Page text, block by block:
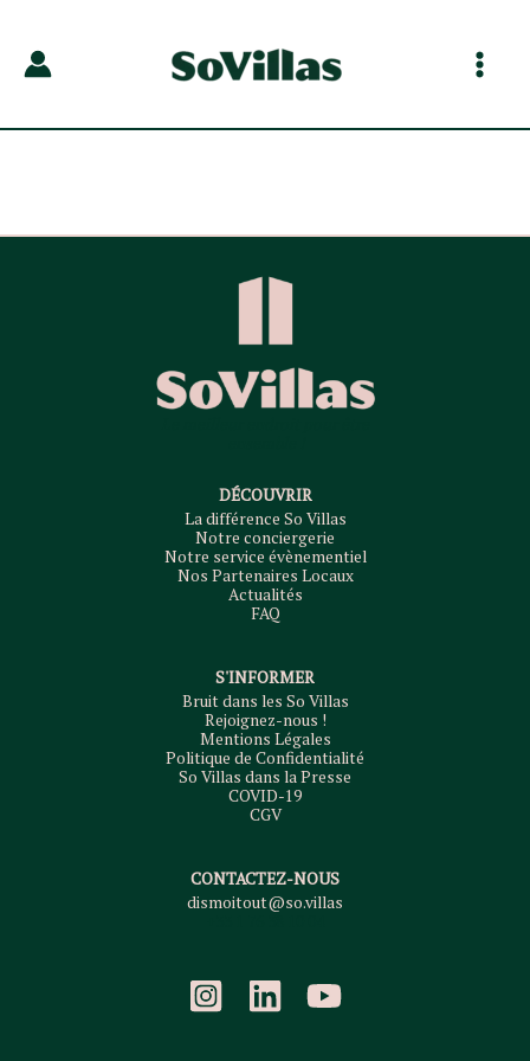
contenu
Main
Menu
DÉCOUVRIR
La différence So Villas
Notre conciergerie
Notre service évènementiel
Nos Partenaires Locaux
Actualités
FAQ
S'INFORMER
Bruit dans les So Villas
Rejoignez-nous !
Mentions Légales
Politique de Confidentialité
So Villas dans la Presse
COVID-19
CGV
CONTACTEZ-NOUS
dismoitout@so.villas